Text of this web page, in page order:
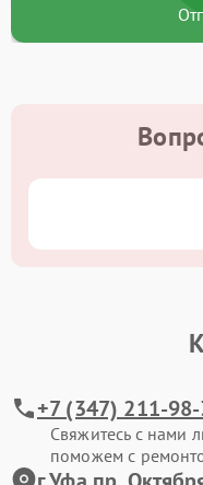
+7 (347) 211-
Свяжитесь с
поможем с